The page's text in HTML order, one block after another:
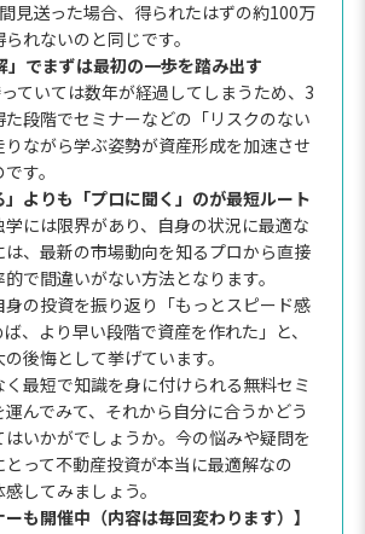
見送った場合、得られたはずの約100万
れないのと同じです。
」でまずは最初の一歩を踏み出す
ていては数年が経過してしまうため、3
段階でセミナーなどの「リスクのない
ながら学ぶ姿勢が資産形成を加速させ
す。
」よりも「プロに聞く」のが最短ルート
には限界があり、自身の状況に最適な
、最新の市場動向を知るプロから直接
で間違いがない方法となります。
の投資を振り返り「もっとスピード感
、より早い段階で資産を作れた」と、
後悔として挙げています。
く最短で知識を身に付けられる無料セミ
んでみて、それから自分に合うかどう
いかがでしょうか。今の悩みや疑問を
って不動産投資が本当に最適解なの
してみましょう。
ーも開催中（内容は毎回変わります）】